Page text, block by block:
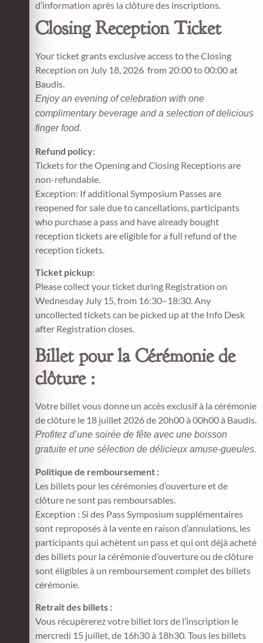
d’information après la clôture des inscriptions.
Closing Reception Ticket
Your ticket grants exclusive access to the Closing
Reception on July 18, 2026 from 20:00 to 00:00 at
Baudis.
Enjoy an evening of celebration with one
complimentary beverage and a selection of delicious
finger food.
Refund policy:
Tickets for the Opening and Closing Receptions are
non-refundable.
Exception: If additional Symposium Passes are
reopened for sale due to cancellations, participants
who purchase a pass and have already bought
reception tickets are eligible for a full refund of the
reception tickets.
Ticket pickup:
Please collect your ticket during Registration on
Wednesday July 15, from 16:30–18:30. Any
uncollected tickets can be picked up at the Info Desk
after Registration closes.
Billet pour la Cérémonie de
clôture :
Votre billet vous donne un accès exclusif à la cérémonie
de clôture le 18 juillet 2026 de 20h00 à 00h00 à Baudis.
Profitez d’une soirée de fête avec une boisson
gratuite et une sélection de délicieux amuse-gueules.
Politique de remboursement :
Les billets pour les cérémonies d’ouverture et de
clôture ne sont pas remboursables.
Exception : Si des Pass Symposium supplémentaires
sont reproposés à la vente en raison d’annulations, les
participants qui achètent un pass et qui ont déjà acheté
des billets pour la cérémonie d’ouverture ou de clôture
sont éligibles à un remboursement complet des billets
cérémonie.
Retrait des billets :
Vous récupèrerez votre billet lors de l’inscription le
mercredi 15 juillet, de 16h30 à 18h30. Tous les billets